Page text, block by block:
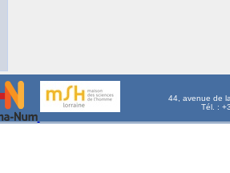
44, avenue de
Tél. :